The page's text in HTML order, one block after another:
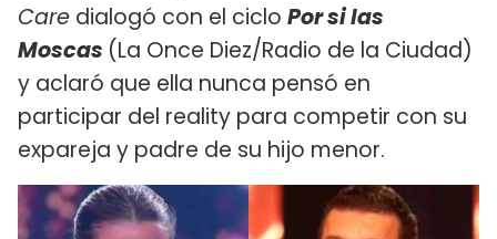
Care dialogó con el ciclo Por si las
Moscas (La Once Diez/Radio de la Ciudad)
y aclaró que ella nunca pensó en
participar del reality para competir con su
expareja y padre de su hijo menor.